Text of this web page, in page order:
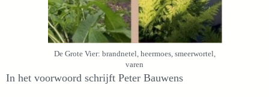
De Grote Vier: brandnetel, heermoes, smeerwortel,
varen
In het voorwoord schrijft Peter Bauwens